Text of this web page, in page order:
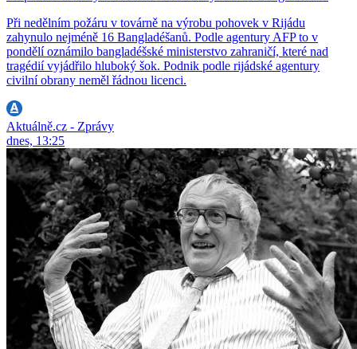
Při nedělním požáru v továrně na výrobu pohovek v Rijádu
zahynulo nejméně 16 Bangladéšanů. Podle agentury AFP to v
pondělí oznámilo bangladéšské ministerstvo zahraničí, které nad
tragédií vyjádřilo hluboký šok. Podnik podle rijádské agentury
civilní obrany neměl řádnou licenci.
Aktuálně.cz - Zprávy
dnes, 13:25